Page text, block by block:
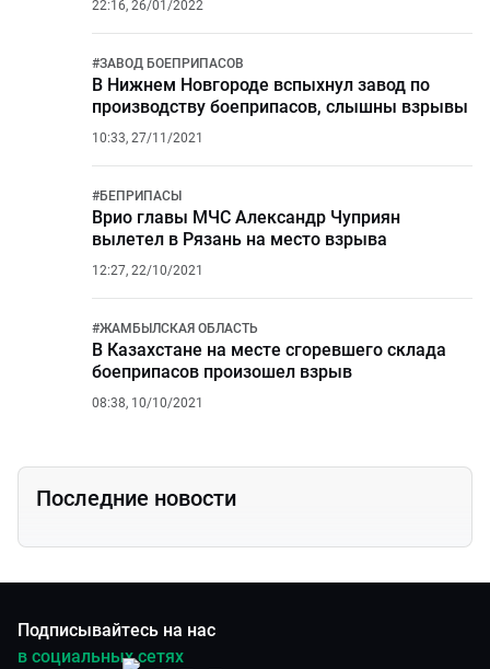
22:16, 26/01/2022
#ЗАВОД БОЕПРИПАСОВ
В Нижнем Новгороде вспыхнул завод по
производству боеприпасов, слышны взрывы
10:33, 27/11/2021
#БЕПРИПАСЫ
Врио главы МЧС Александр Чуприян
вылетел в Рязань на место взрыва
12:27, 22/10/2021
#ЖАМБЫЛСКАЯ ОБЛАСТЬ
В Казахстане на месте сгоревшего склада
боеприпасов произошел взрыв
08:38, 10/10/2021
Последние новости
Подписывайтесь на нас
в социальных сетях